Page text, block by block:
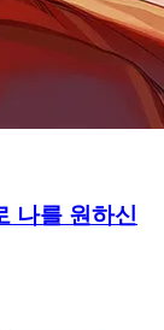
나를 원하신